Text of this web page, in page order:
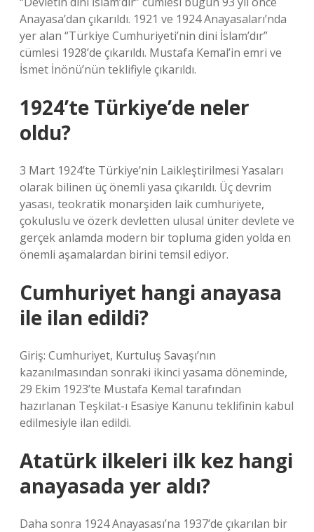
Anayasa’dan çıkarıldı. 1921 ve 1924 Anayasaları’nda
yer alan “Türkiye Cumhuriyeti’nin dini İslam’dır”
cümlesi 1928’de çıkarıldı. Mustafa Kemal’in emri ve
İsmet İnönü’nün teklifiyle çıkarıldı.
1924’te Türkiye’de neler
oldu?
3 Mart 1924’te Türkiye’nin Laikleştirilmesi Yasaları
olarak bilinen üç önemli yasa çıkarıldı. Üç devrim
yasası, teokratik monarşiden laik cumhuriyete,
çokuluslu ve özerk devletten ulusal üniter devlete ve
gerçek anlamda modern bir topluma giden yolda en
önemli aşamalardan birini temsil ediyor.
Cumhuriyet hangi anayasa
ile ilan edildi?
Giriş: Cumhuriyet, Kurtuluş Savaşı’nın
kazanılmasından sonraki ikinci yasama döneminde,
29 Ekim 1923’te Mustafa Kemal tarafından
hazırlanan Teşkilat-ı Esasiye Kanunu teklifinin kabul
edilmesiyle ilan edildi.
Atatürk ilkeleri ilk kez hangi
anayasada yer aldı?
Daha sonra 1924 Anayasası’na 1937’de çıkarılan bir